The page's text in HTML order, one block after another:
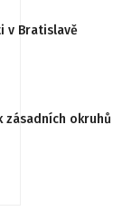
v Bratislavě
zásadních